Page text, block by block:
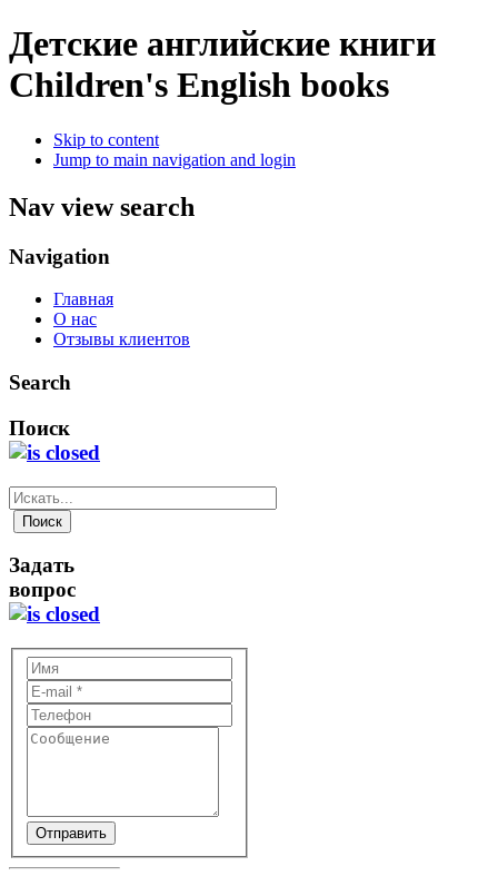
Детские английские книги
Children's English books
Skip to content
Jump to main navigation and login
Nav view search
Navigation
Главная
О нас
Отзывы клиентов
Search
Поиск
Задать
вопрос
Отправить